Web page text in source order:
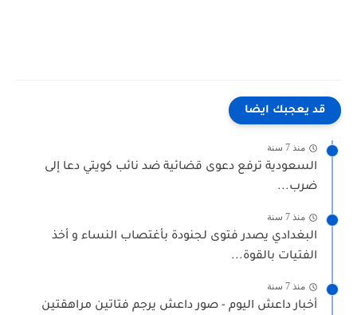
قد يعجبك ايضا
منذ 7 سنة
السعودية ترفع دعوى قضائية ضد نائب كويتي دعا إلى
ضرب...
منذ 7 سنة
البغدادي يصدر فتوى لجنودة بأغتصاب النساء و أخذ
الفتيات بالقوة...
منذ 7 سنة
أخبار داعش اليوم - صور داعش يرجم فتاتين مراهقتين